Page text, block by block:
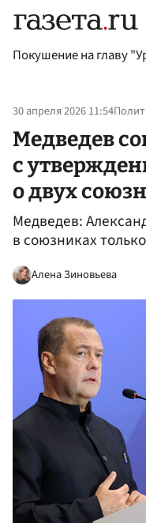
Покушение на главу
30 апреля 2026 11:54
Медведев
с
о двух
Медведев:
в союзниках
Алена Зиновьева